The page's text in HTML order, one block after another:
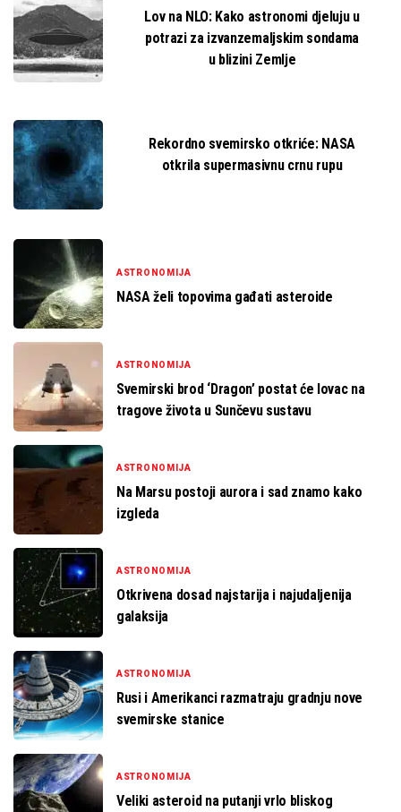
Lov na NLO: Kako astronomi djeluju u
potrazi za izvanzemaljskim sondama
u blizini Zemlje
Rekordno svemirsko otkriće: NASA
otkrila supermasivnu crnu rupu
ASTRONOMIJA
NASA želi topovima gađati asteroide
ASTRONOMIJA
Svemirski brod ‘Dragon’ postat će lovac na
tragove života u Sunčevu sustavu
ASTRONOMIJA
Na Marsu postoji aurora i sad znamo kako
izgleda
ASTRONOMIJA
Otkrivena dosad najstarija i najudaljenija
galaksija
ASTRONOMIJA
Rusi i Amerikanci razmatraju gradnju nove
svemirske stanice
ASTRONOMIJA
Veliki asteroid na putanji vrlo bliskog